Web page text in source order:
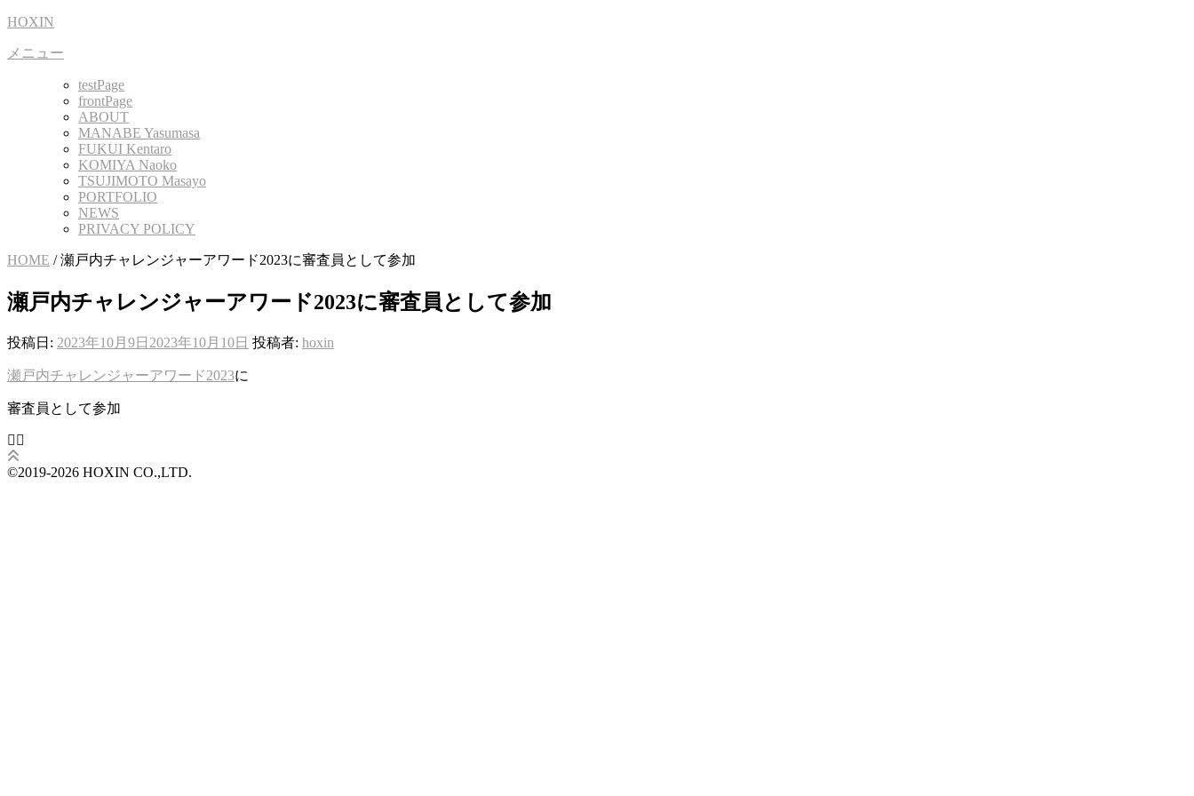
コ
テ
HOXIN
メニュー
testPage
frontPage
ABOUT
MANABE Yasumasa
FUKUI Kentaro
KOMIYA Naoko
TSUJIMOTO Masayo
PORTFOLIO
NEWS
PRIVACY POLICY
HOME /瀬戸内チャレンジャーアワード2023に審査員として参加
瀬戸内チャレンジャーアワード2023に審査員として参加
投稿日: 2023年10月9日 2023年10月10日 投稿者: hoxin
瀬戸内チャレンジャーアワード2023に
審査員として参加
©2019-2026 HOXIN CO.,LTD.